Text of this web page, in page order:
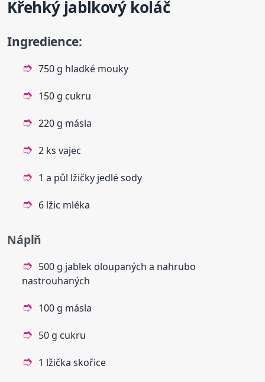
Křehký jablkový koláč
Ingredience:
750 g hladké mouky
150 g cukru
220 g másla
2 ks vajec
1 a půl lžičky jedlé sody
6 lžic mléka
Náplň
500 g jablek oloupaných a nahrubo
nastrouhaných
100 g másla
50 g cukru
1 lžička skořice